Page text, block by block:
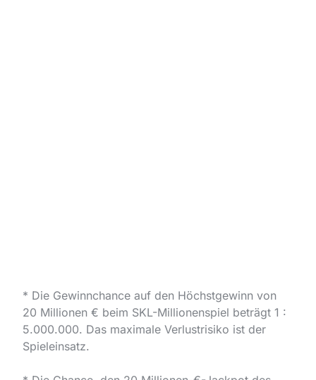
* Die Gewinnchance auf den Höchstgewinn von
20 Millionen € beim SKL-Millionenspiel beträgt1 :
5.000.000. Das maximale Verlustrisiko ist der
Spieleinsatz.